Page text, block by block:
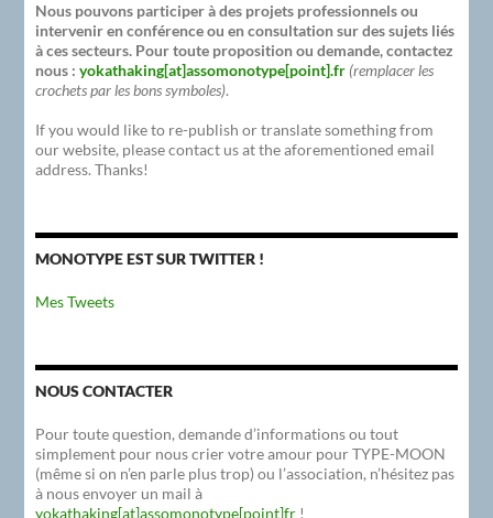
Nous pouvons participer à des projets professionnels ou
intervenir en conférence ou en consultation sur des sujets liés
à ces secteurs. Pour toute proposition ou demande, contactez
nous :yokathaking[at]assomonotype[point].fr (remplacer les
crochets par les bons symboles).
If you would like to re-publish or translate something from
our website, please contact us at the aforementioned email
address. Thanks!
MONOTYPE EST SUR TWITTER !
Mes Tweets
NOUS CONTACTER
Pour toute question, demande d’informations ou tout
simplement pour nous crier votre amour pour TYPE-MOON
(même si on n’en parle plus trop) ou l’association, n’hésitez pas
à nous envoyer un mail à
yokathaking[at]assomonotype[point]fr !